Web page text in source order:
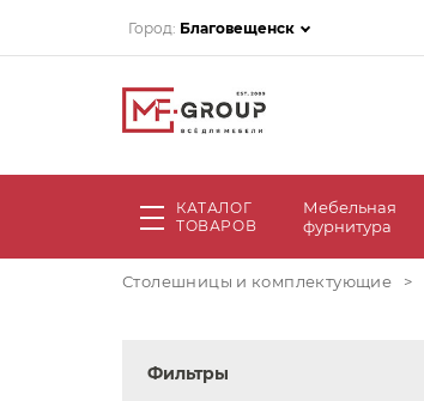
Город: Благовещенск
КАТАЛОГ
ТОВАРОВ
Мебельная
фурнитура
Столешницы и комплектующие >
Фильтры